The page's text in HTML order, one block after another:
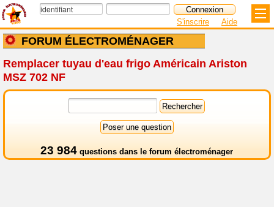
FORUM ÉLECTROMÉNAGER
S'inscrire Aide
Remplacer tuyau d'eau frigo Américain Ariston
MSZ 702 NF
23 984 questions dans le forum électroménager